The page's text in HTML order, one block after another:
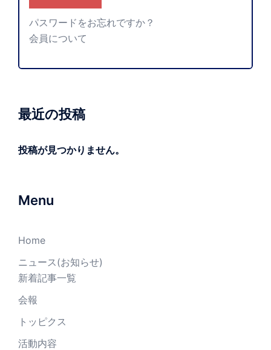
パスワードをお忘れですか？
会員について
最近の投稿
投稿が見つかりません。
Menu
Home
ニュース(お知らせ)
新着記事一覧
会報
トッピクス
活動内容